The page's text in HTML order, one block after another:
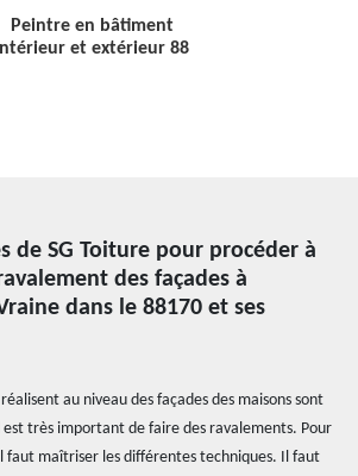
Peintre en bâtiment
et extérieur 88
de SG Toiture pour procéder à
des façades à
dans le 88170 et ses
au niveau des façades des maisons sont
très important de faire des ravalements. Pour
faut maîtriser les différentes techniques. Il faut